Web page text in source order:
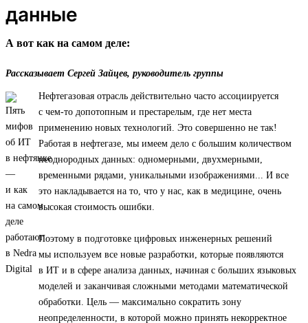
данные
А вот как на самом деле:
Рассказывает Сергей Зайцев, руководитель группы
Нефтегазовая отрасль действительно часто ассоциируется
с чем-то допотопным и престарелым, где нет места
применению новых технологий. Это совершенно не так!
Работая в нефтегазе, мы имеем дело с большим количеством
неоднородных данных: одномерными, двухмерными,
временными рядами, уникальными изображениями... И все
это накладывается на то, что у нас, как в медицине, очень
высокая стоимость ошибки.
Поэтому в подготовке цифровых инженерных решений
мы используем все новые разработки, которые появляются
в ИТ и в сфере анализа данных, начиная с больших языковых
моделей и заканчивая сложными методами математической
обработки. Цель — максимально сократить зону
неопределенности, в которой можно принять некорректное